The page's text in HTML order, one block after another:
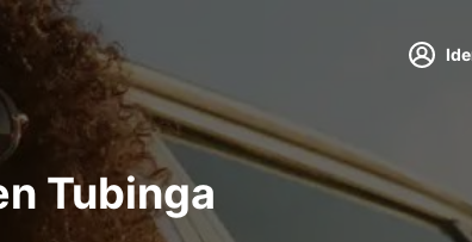
Tubinga